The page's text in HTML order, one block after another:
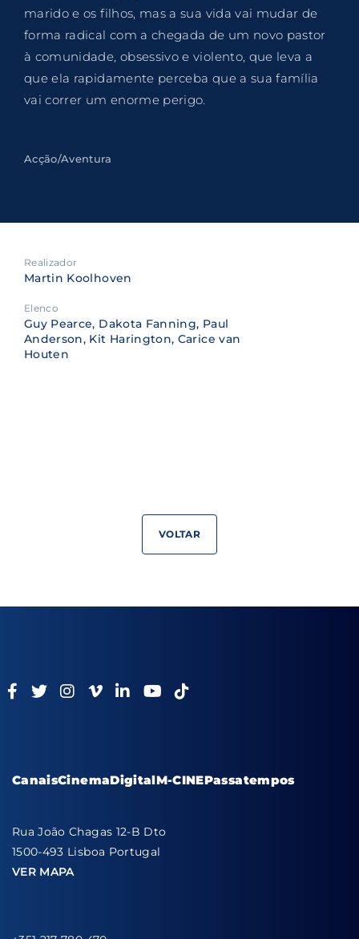
marido e os filhos, mas a sua vida vai mudar de
forma radical com a chegada de um novo pastor
à comunidade, obsessivo e violento, que leva a
que ela rapidamente perceba que a sua família
vai correr um enorme perigo.
Acção/Aventura
Realizador
Martin Koolhoven
Elenco
Guy Pearce, Dakota Fanning, Paul
Anderson, Kit Harington, Carice van
Houten
VOLTAR
CanaisCinemaDigitalM-CINEPassatempos
Rua João Chagas 12-B Dto
1500-493 Lisboa Portugal
VER MAPA